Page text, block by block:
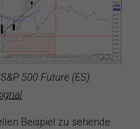
500 Future (ES)
Beispiel zu sehende